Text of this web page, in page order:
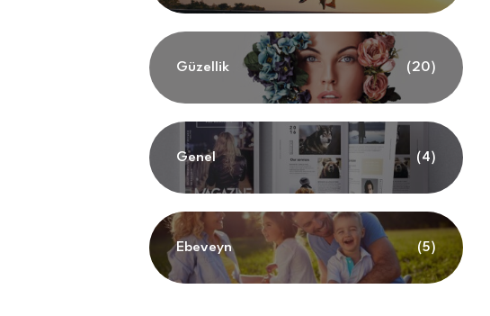
Güzellik (20)
Genel (4)
Ebeveyn (5)